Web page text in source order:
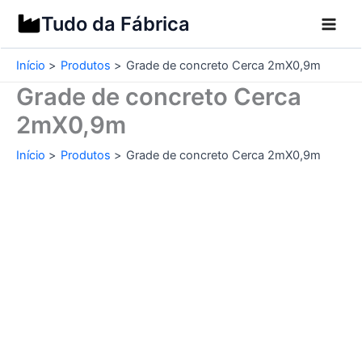
para
o
conteúdo
Tudo da Fábrica
Início Produtos Grade de concreto Cerca 2mX0,9m
Grade de concreto Cerca
2mX0,9m
Início Produtos Grade de concreto Cerca 2mX0,9m